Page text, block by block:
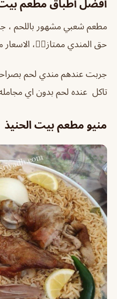
أفضل أطباق مطعم بيت
مطعم شعبي مشهور باللحم ،
حق المندي ممتاز👍🏻،
جربت عندهم مندي لحم
تاكل عنده لحم بدون اي مجامله
منيو مطعم بيت الحنيذ